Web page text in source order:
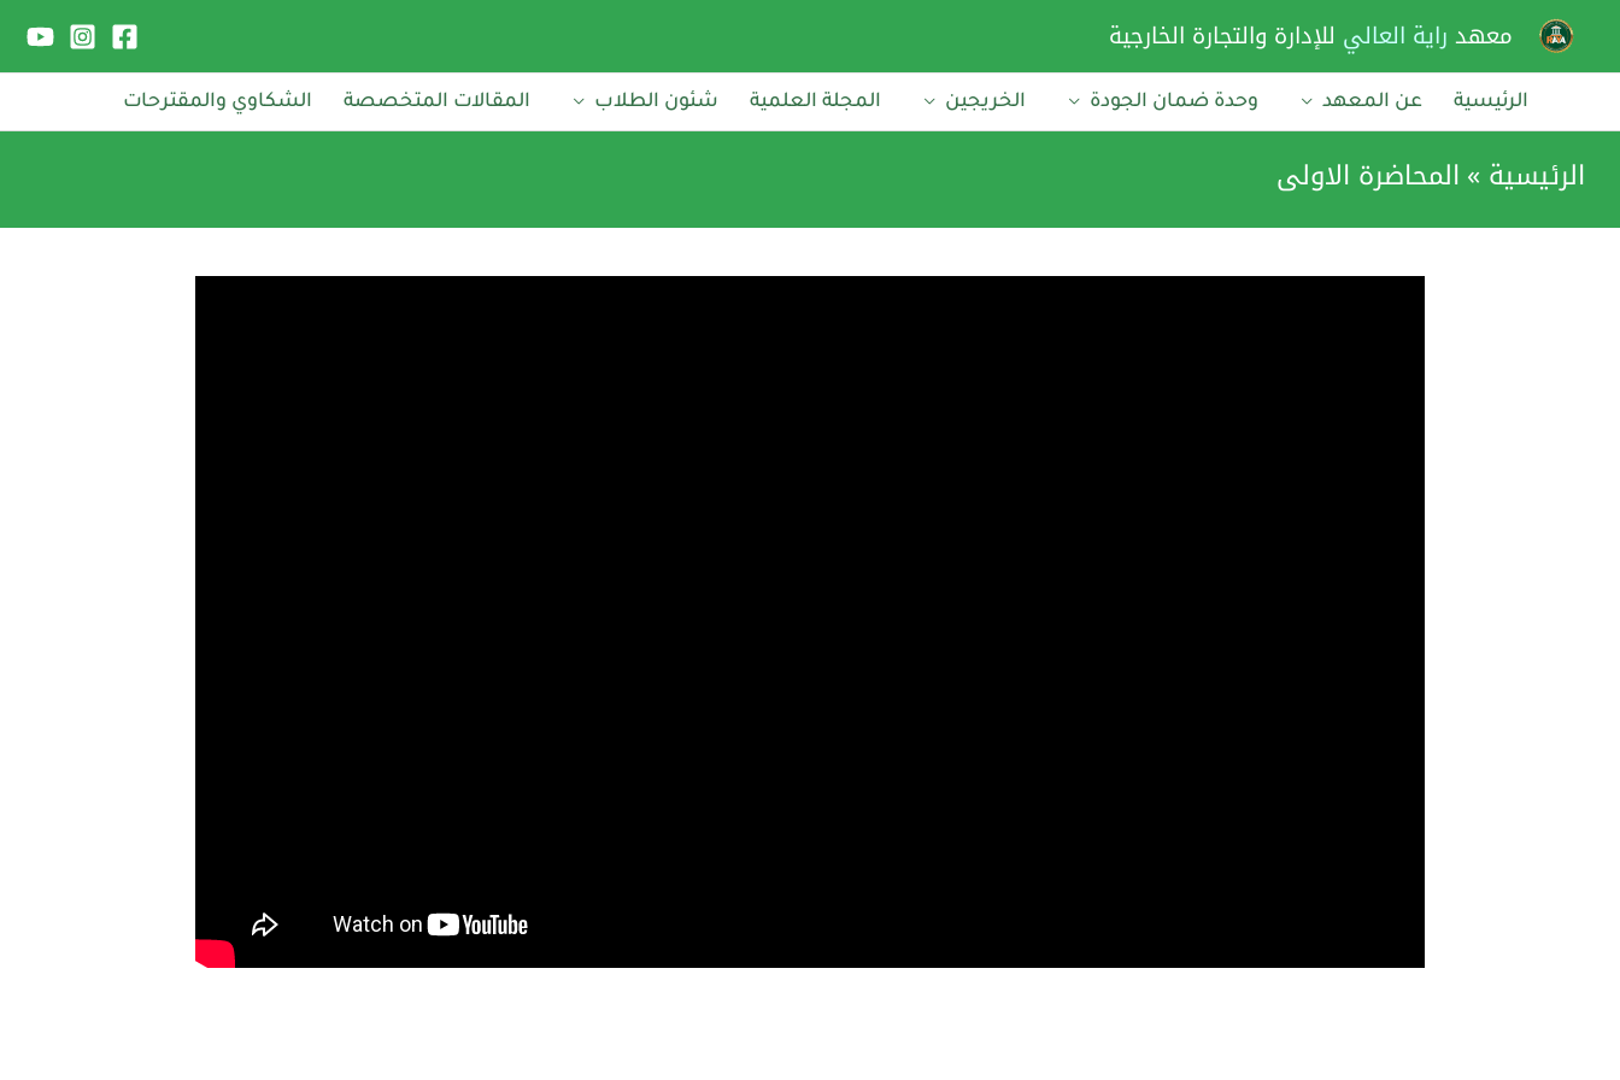
المحتوى
معهد راية العالي للإدارة والتجارة الخارجية
الرئيسية عن المعهد وحدة ضمان الجودة الخريجين المجلة العلمية شئون الطلاب المقالات المتخصصة الشكاوي والمقترحات
الرئيسية المحاضرة الاولى